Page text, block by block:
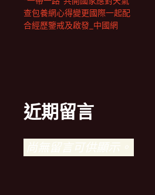
查包養網心得變更國際一起配
合經歷鑒戒及啟發_中國網
近期留言
尚無留言可供顯示。